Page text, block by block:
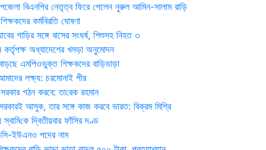
বিএনপির নেতৃত্ব ফিরে পেলেন নুরুল আমিন-সালাম রাড়ি
কর্মবিরতি ঘোষণা
গাড়ির সঙ্গে বাসের সংঘর্ষ, শিশুসহ নিহত ৩
কর্তৃপক্ষ অধ্যাদেশের খসড়া অনুমোদন
এমপিওভুক্ত শিক্ষকদের বাড়িভাড়া
লক্ষ্য: চরমোনাই পীর
গঠন করবে: তা‌রেক রহমান
আসুক, তার সঙ্গে কাজ করবে ভারত: বিক্রম মিশ্রি
দ্বিতীয়বার ফাঁসির দণ্ড
ইউএনও পদের নাম